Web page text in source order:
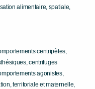
alimentaire, spatiale,
centripètes,
centrifuges
agonistes,
territoriale et maternelle,